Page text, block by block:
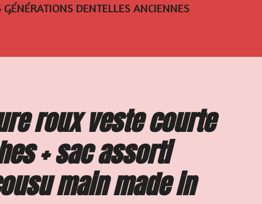
GÉNÉRATIONS DENTELLES ANCIENNES
roux veste courte
+ sac assorti
main made in